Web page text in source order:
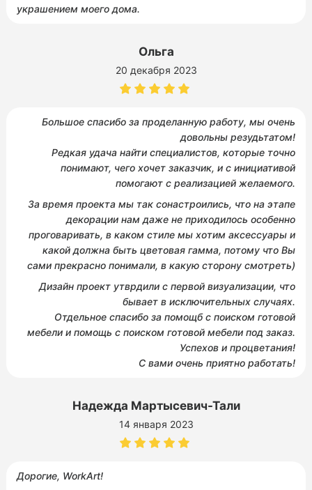
украшением моего дома.
Ольга
20 декабря 2023
Большое спасибо за проделанную работу, мы очень
довольны резудьтатом!
Редкая удача найти специалистов, которые точно
понимают, чего хочет заказчик, и с инициативой
помогают с реализацией желаемого.
За время проекта мы так сонастроились, что на этапе
декорации нам даже не приходилось особенно
проговаривать, в каком стиле мы хотим аксессуары и
какой должна быть цветовая гамма, потому что Вы
сами прекрасно понимали, в какую сторону смотреть)
Дизайн проект утврдили с первой визуализации, что
бывает в исключительных случаях.
Отдельное спасибо за помощб с поиском готовой
мебели и помощь с поиском готовой мебели под заказ.
Успехов и процветания!
С вами очень приятно работать!
Надежда Мартысевич-Тали
14 января 2023
Дорогие, WorkArt!